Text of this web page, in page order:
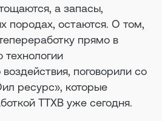
а запасы,
породах, остаются. О том,
прямо в
поговорили со
ресурс», которые
ТТХВ уже сегодня.